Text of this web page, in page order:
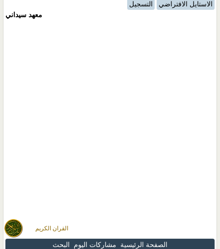
القران الكريم
الاستايل الافتراضي
التسجيل
معهد سيداني
الصفحة الرئيسية مشاركات اليوم البحث